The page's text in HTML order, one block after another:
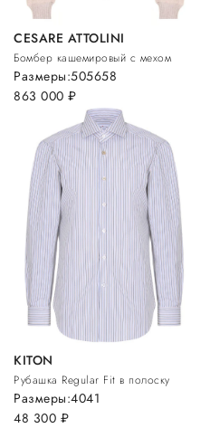
CESARE ATTOLINI
Бомбер кашемировый с мехом
863 000 руб.
Размеры:505658
KITON
Рубашка Regular Fit в полоску
48 300 руб.
Размеры:4041